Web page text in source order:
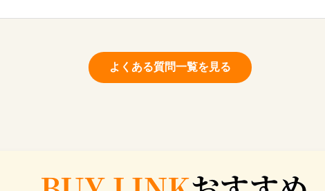
よくある質問一覧を見る